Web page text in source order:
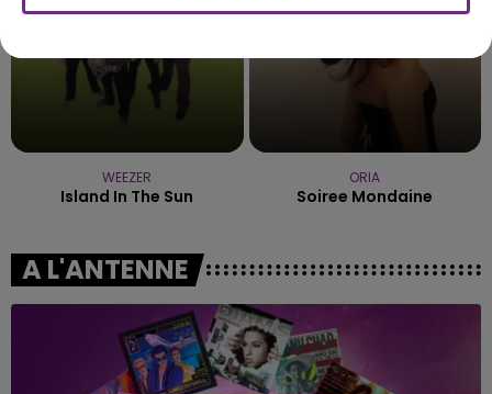
WEEZER
Island In The Sun
ORIA
Soiree Mondaine
A L'ANTENNE